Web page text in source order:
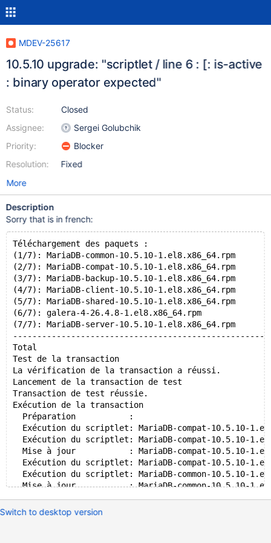
MDEV-25617
10.5.10 upgrade: "scriptlet / line 6 : [: is-active
: binary operator expected"
Status:
Assignee:
Priority:
Resolution:
Closed
Sergei Golubchik
Blocker
Fixed
More
Description
Sorry that is in french:
Téléchargement des paquets :
(1/7): MariaDB-common-10.5.10-
(2/7): MariaDB-compat-10.5.10-
(3/7): MariaDB-backup-10.5.10-
(4/7): MariaDB-client-10.5.10-
(5/7): MariaDB-shared-10.5.10-
(6/7): galera-4-26.4.8-1.el8.x86_64.rpm
(7/7): MariaDB-server-10.5.10-
Total
Test de la transaction
La vérification de la transaction a réussi.
Lancement de la transaction de test
Transaction de test réussie.
Exécution de la transaction
Préparation           :
Exécution du scriptlet: MariaDB-compat-10.5.10-
Exécution du scriptlet: MariaDB-compat-10.5.10-
Mise à jour           : MariaDB-compat-10.5.10-
Exécution du scriptlet: MariaDB-compat-10.5.10-
Exécution du scriptlet: MariaDB-common-10.5.10-
Mise à jour           : MariaDB-common-10.5.10-
Exécution du scriptlet: MariaDB-client-10.5.10-
Mise à jour           : MariaDB-client-10.5.10-
Switch to desktop version